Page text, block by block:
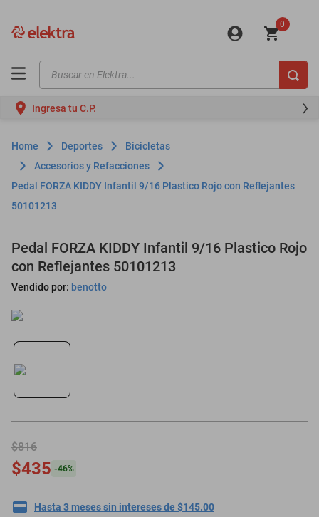
0
Buscar en Elektra...
Ingresa tu C.P.
Deportes
Bicicletas
Accesorios y Refacciones
Pedal FORZA KIDDY Infantil 9/16 Plastico Rojo con Reflejantes
50101213
Pedal FORZA KIDDY Infantil 9/16 Plastico Rojo
con Reflejantes 50101213
Vendido por: benotto
$816
$435 -46%
Hasta 3 meses sin intereses de $145.00
motos
moto
celulares
iphones
lavadoras
colchones
salas
minisplit